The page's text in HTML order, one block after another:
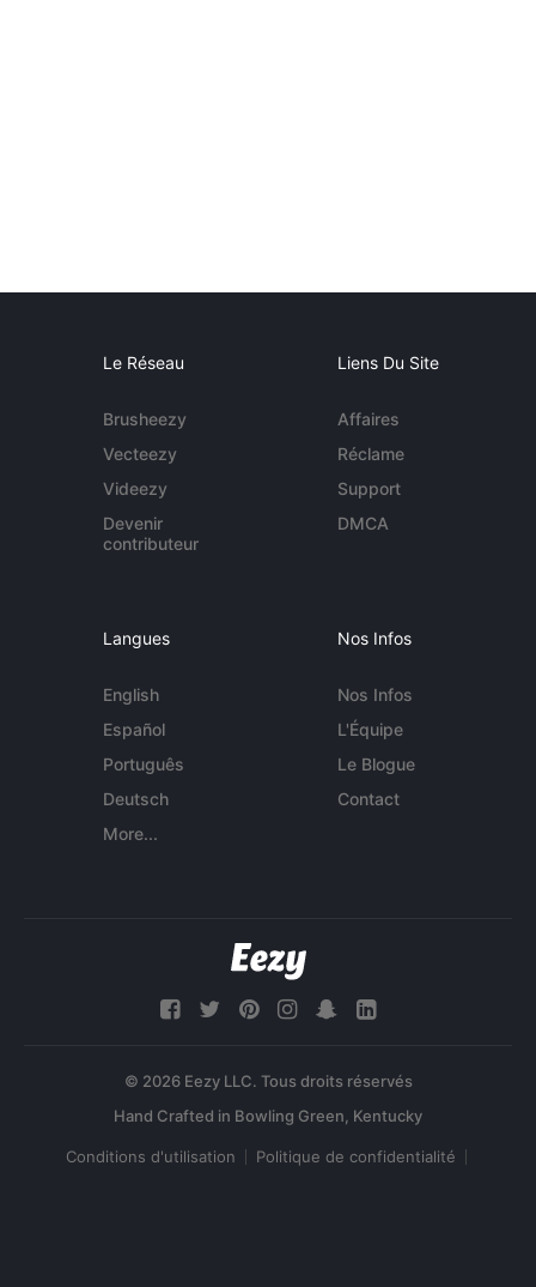
Le Réseau
Brusheezy
Vecteezy
Videezy
Devenir
contributeur
Liens Du Site
Affaires
Réclame
Support
DMCA
Langues
English
Español
Português
Deutsch
More...
Nos Infos
Nos Infos
L'Équipe
Le Blogue
Contact
© 2026 Eezy LLC. Tous droits réservés
Conditions d'utilisation Politique de confidentialité